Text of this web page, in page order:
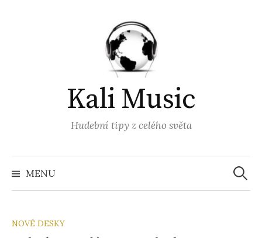
Kali Music
Hudební tipy z celého světa
MENU
NOVÉ DESKY